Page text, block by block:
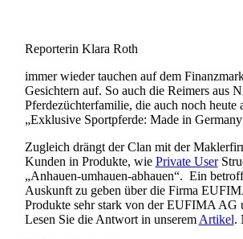
Reporterin Klara Roth
immer wieder tauchen auf dem
Gesichtern auf. So auch die Reimers aus
Pferdezüchterfamilie, die auch noch
„Exklusive Sportpferde: Made in
Zugleich drängt der Clan mit der
Kunden in Produkte, wie Private User
„Anhauen-umhauen-abhauen“. Ein
Auskunft zu geben über die Firma
Produkte sehr stark von der EUFIMA AG
Lesen Sie die Antwort in unserem Artikel.